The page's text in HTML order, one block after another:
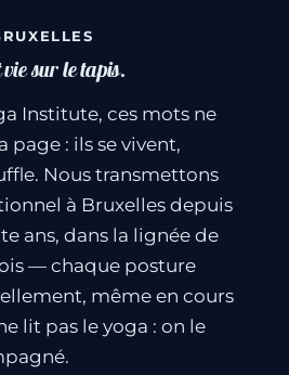
vie sur le tapis.
Institute, ces mots ne
page : ils se vivent,
Nous transmettons
à Bruxelles depuis
ans, dans la lignée de
— chaque posture
même en cours
lit pas le yoga : on le